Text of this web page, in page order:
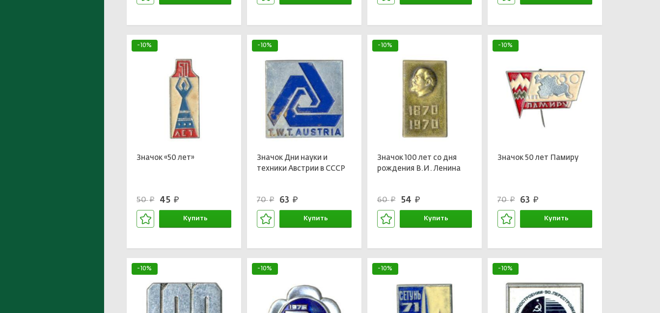
-10%
Значок «50 лет»
50руб. 45 руб.
Купить
-10%
Значок Дни науки и
техники Австрии в СССР
70руб. 63 руб.
Купить
-10%
Значок 100 лет со дня
рождения В.И. Ленина
60руб. 54 руб.
Купить
-10%
Значок 50 лет Памиру
70руб. 63 руб.
Купить
-10% -10% -10% -10%